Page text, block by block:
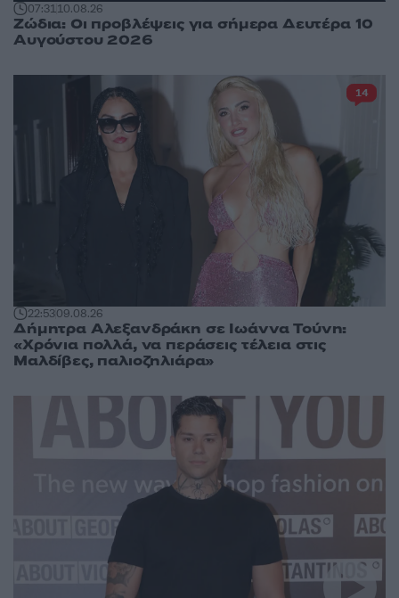
07:3110.08.26
Ζώδια: Οι προβλέψεις για σήμερα Δευτέρα 10
Αυγούστου 2026
22:5309.08.26
Δήμητρα Αλεξανδράκη σε Ιωάννα Τούνη:
«Χρόνια πολλά, να περάσεις τέλεια στις
Μαλδίβες, παλιοζηλιάρα»
14